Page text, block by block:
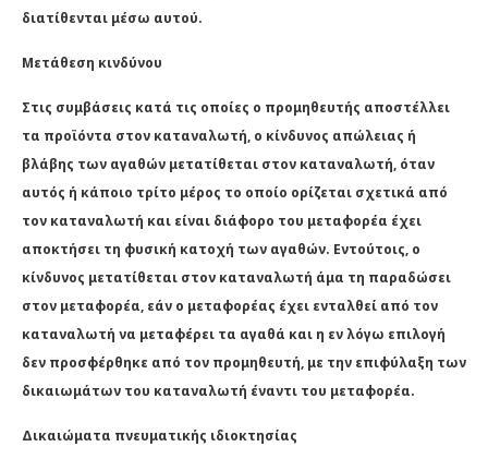
διατίθενται μέσω αυτού.
Μετάθεση κινδύνου
Στις συμβάσεις κατά τις οποίες ο προμηθευτής αποστέλλει
τα προϊόντα στον καταναλωτή, ο κίνδυνος απώλειας ή
βλάβης των αγαθών μετατίθεται στον καταναλωτή, όταν
αυτός ή κάποιο τρίτο μέρος το οποίο ορίζεται σχετικά από
τον καταναλωτή και είναι διάφορο του μεταφορέα έχει
αποκτήσει τη φυσική κατοχή των αγαθών. Εντούτοις, ο
κίνδυνος μετατίθεται στον καταναλωτή άμα τη παραδώσει
στον μεταφορέα, εάν ο μεταφορέας έχει ενταλθεί από τον
καταναλωτή να μεταφέρει τα αγαθά και η εν λόγω επιλογή
δεν προσφέρθηκε από τον προμηθευτή, με την επιφύλαξη των
δικαιωμάτων του καταναλωτή έναντι του μεταφορέα.
Δικαιώματα πνευματικής ιδιοκτησίας